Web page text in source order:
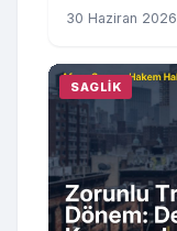
30 Haziran 2026
SAGLIK